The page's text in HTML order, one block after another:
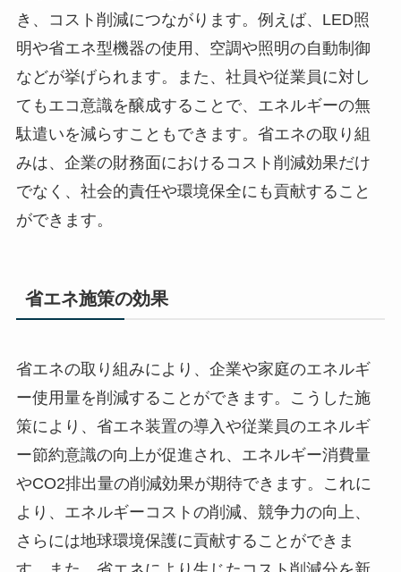
き、コスト削減につながります。例えば、LED照
明や省エネ型機器の使用、空調や照明の自動制御
などが挙げられます。また、社員や従業員に対し
てもエコ意識を醸成することで、エネルギーの無
駄遣いを減らすこともできます。省エネの取り組
みは、企業の財務面におけるコスト削減効果だけ
でなく、社会的責任や環境保全にも貢献すること
ができます。
省エネ施策の効果
省エネの取り組みにより、企業や家庭のエネルギ
ー使用量を削減することができます。こうした施
策により、省エネ装置の導入や従業員のエネルギ
ー節約意識の向上が促進され、エネルギー消費量
やCO2排出量の削減効果が期待できます。これに
より、エネルギーコストの削減、競争力の向上、
さらには地球環境保護に貢献することができま